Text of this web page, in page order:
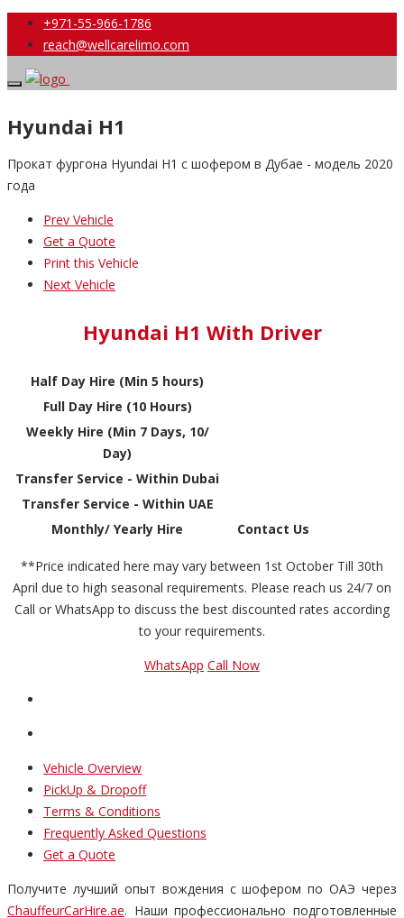
+971-55-966-1786
reach@wellcarelimo.com
Hyundai H1
Прокат фургона Hyundai H1 с шофером в Дубае - модель 2020
года
Prev Vehicle
Get a Quote
Print this Vehicle
Next Vehicle
Hyundai H1 With Driver
Half Day Hire (Min 5 hours)
Full Day Hire (10 Hours)
Weekly Hire (Min 7 Days, 10/
Day)
Transfer Service - Within Dubai
Transfer Service - Within UAE
Monthly/ Yearly Hire
Contact Us
**Price indicated here may vary between 1st October Till 30th
April due to high seasonal requirements. Please reach us 24/7 on
Call or WhatsApp to discuss the best discounted rates according
to your requirements.
WhatsApp Call Now
Vehicle Overview
PickUp & Dropoff
Terms & Conditions
Frequently Asked Questions
Get a Quote
Получите лучший опыт вождения с шофером по ОАЭ через
ChauffeurCarHire.ae. Наши профессионально подготовленные